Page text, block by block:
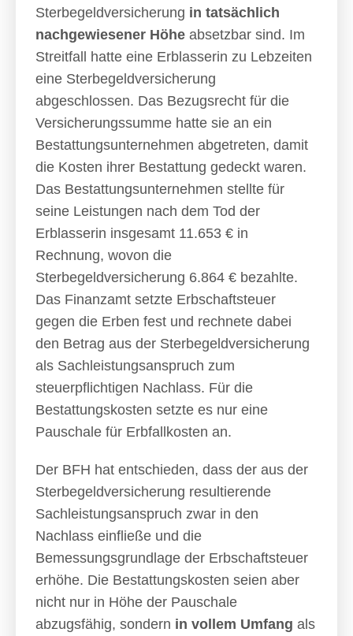
Sterbegeldversicherung in tatsächlich
nachgewiesener Höhe absetzbar sind. Im
Streitfall hatte eine Erblasserin zu Lebzeiten
eine Sterbegeldversicherung
abgeschlossen. Das Bezugsrecht für die
Versicherungssumme hatte sie an ein
Bestattungsunternehmen abgetreten, damit
die Kosten ihrer Bestattung gedeckt waren.
Das Bestattungsunternehmen stellte für
seine Leistungen nach dem Tod der
Erblasserin insgesamt 11.653 € in
Rechnung, wovon die
Sterbegeldversicherung 6.864 € bezahlte.
Das Finanzamt setzte Erbschaftsteuer
gegen die Erben fest und rechnete dabei
den Betrag aus der Sterbegeldversicherung
als Sachleistungsanspruch zum
steuerpflichtigen Nachlass. Für die
Bestattungskosten setzte es nur eine
Pauschale für Erbfallkosten an.
Der BFH hat entschieden, dass der aus der
Sterbegeldversicherung resultierende
Sachleistungsanspruch zwar in den
Nachlass einfließe und die
Bemessungsgrundlage der Erbschaftsteuer
erhöhe. Die Bestattungskosten seien aber
nicht nur in Höhe der Pauschale
abzugsfähig, sondern in vollem Umfang als